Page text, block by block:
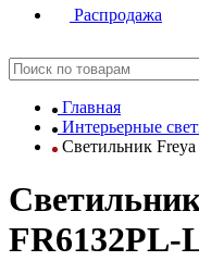
Распродажа
Главная
Интерьерные
Светильник
FR6132PL-